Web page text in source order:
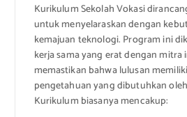
Kurikulum Sekolah Vokasi
untuk menyelaraskan dengan
kemajuan teknologi. Program ini
kerja sama yang erat dengan
memastikan bahwa lulusan
pengetahuan yang dibutuhkan
Kurikulum biasanya mencakup: